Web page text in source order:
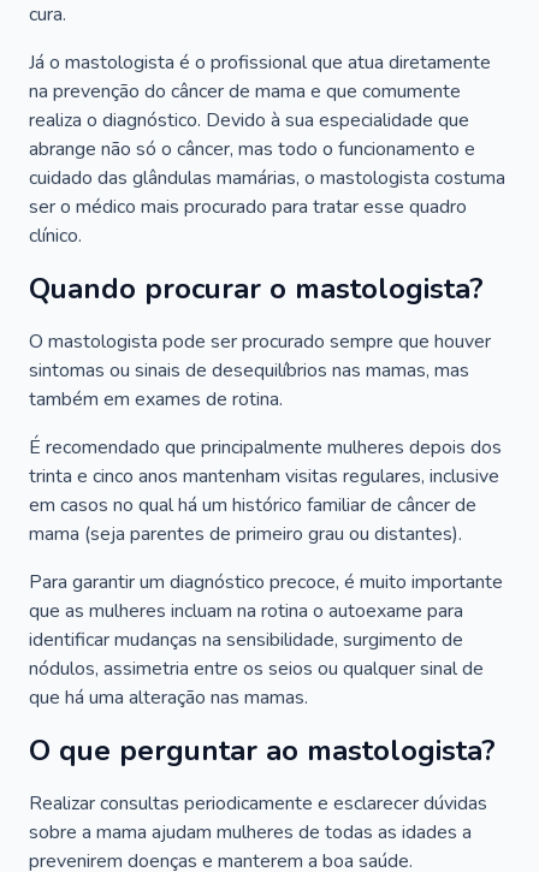
cura.
Já o mastologista é o profissional que atua diretamente
na prevenção do câncer de mama e que comumente
realiza o diagnóstico. Devido à sua especialidade que
abrange não só o câncer, mas todo o funcionamento e
cuidado das glândulas mamárias, o mastologista costuma
ser o médico mais procurado para tratar esse quadro
clínico.
Quando procurar o mastologista?
O mastologista pode ser procurado sempre que houver
sintomas ou sinais de desequilíbrios nas mamas, mas
também em exames de rotina.
É recomendado que principalmente mulheres depois dos
trinta e cinco anos mantenham visitas regulares, inclusive
em casos no qual há um histórico familiar de câncer de
mama (seja parentes de primeiro grau ou distantes).
Para garantir um diagnóstico precoce, é muito importante
que as mulheres incluam na rotina o autoexame para
identificar mudanças na sensibilidade, surgimento de
nódulos, assimetria entre os seios ou qualquer sinal de
que há uma alteração nas mamas.
O que perguntar ao mastologista?
Realizar consultas periodicamente e esclarecer dúvidas
sobre a mama ajudam mulheres de todas as idades a
prevenirem doenças e manterem a boa saúde.